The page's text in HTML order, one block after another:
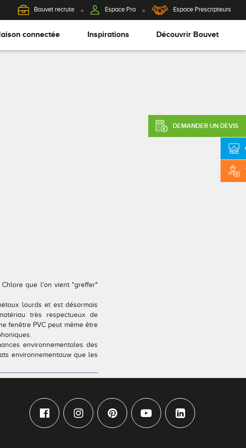
Bouvet recrute Espace Pro Espace Prescripteurs
connectée Inspirations Découvrir Bouvet
DEMANDER UN DEVIS
que l'on vient "greffer"
lourds et est désormais
très respectueux de
fenêtre PVC peut même être
environnementales des
environnementauw que les